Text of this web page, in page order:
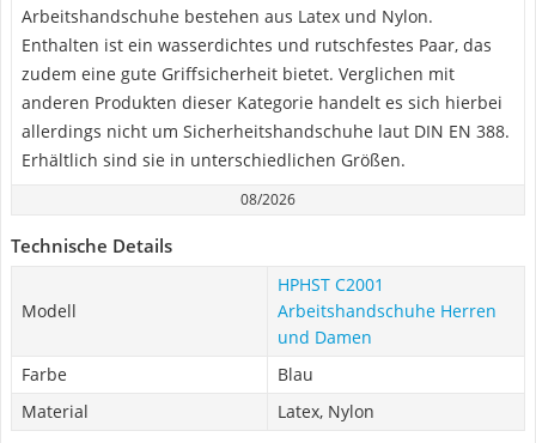
Arbeitshandschuhe bestehen aus Latex und Nylon.
Enthalten ist ein wasserdichtes und rutschfestes Paar, das
zudem eine gute Griffsicherheit bietet. Verglichen mit
anderen Produkten dieser Kategorie handelt es sich hierbei
allerdings nicht um Sicherheitshandschuhe laut DIN EN 388.
Erhältlich sind sie in unterschiedlichen Größen.
08/2026
Technische Details
Modell
HPHST C2001
Arbeitshandschuhe Herren
und Damen
Farbe
Blau
Material
Latex, Nylon